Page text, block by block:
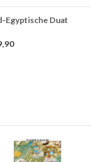
Egyptische Duat